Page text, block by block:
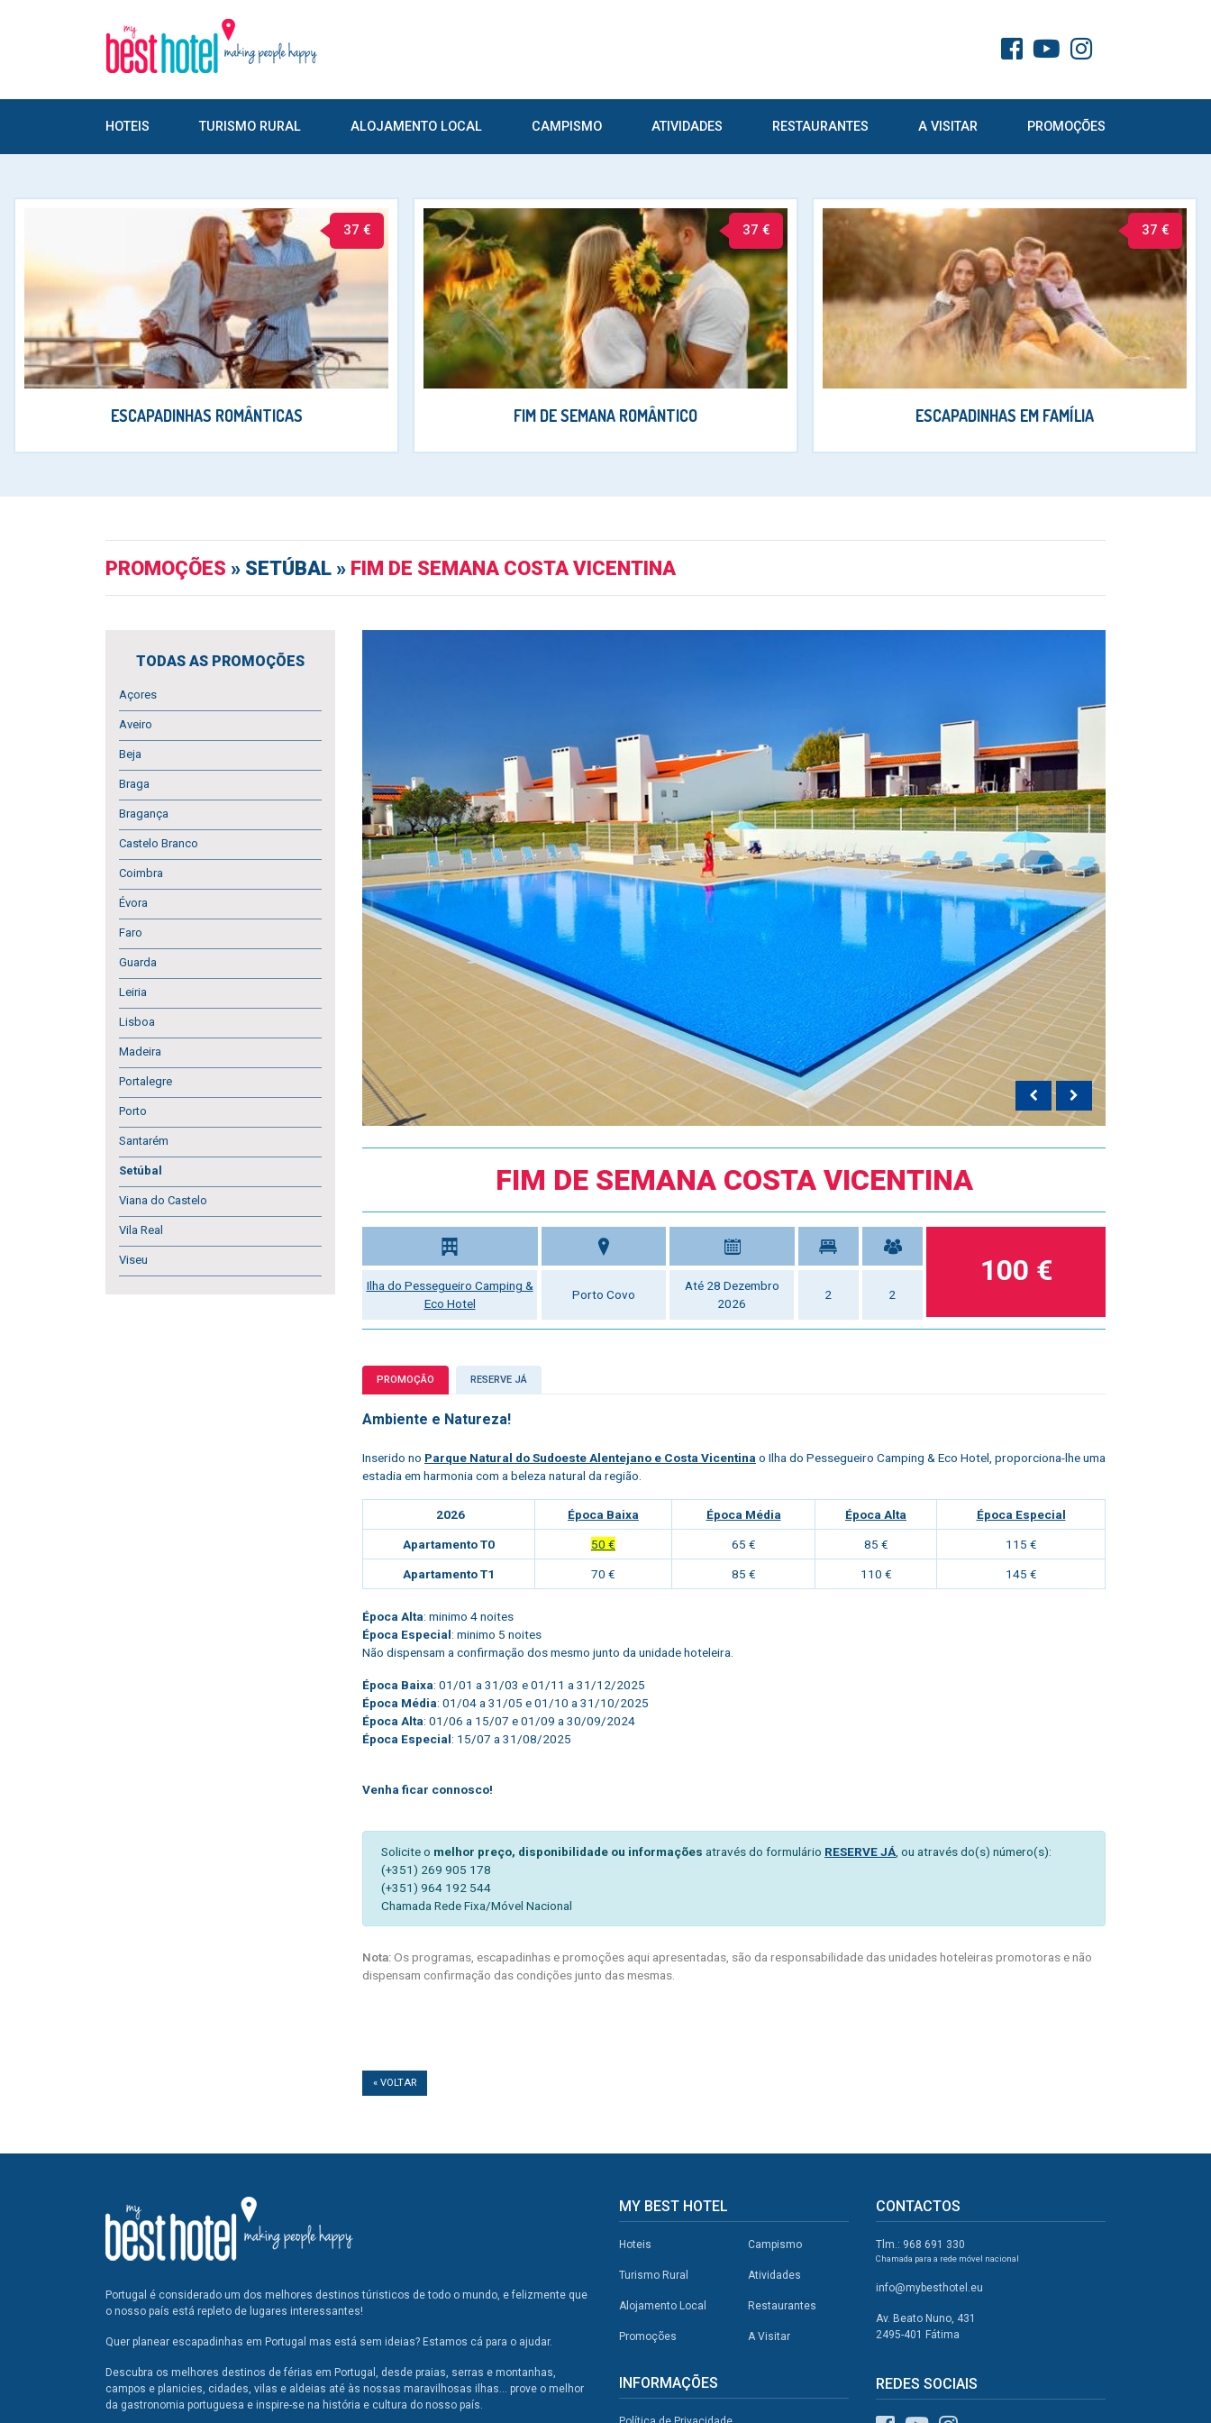
HOTEIS TURISMO RURAL ALOJAMENTO LOCAL CAMPISMO ATIVIDADES RESTAURANTES A VISITAR PROMOÇÕES
37 €
ESCAPADINHAS ROMÂNTICAS
37 €
FIM DE SEMANA ROMÂNTICO
37 €
ESCAPADINHAS EM FAMÍLIA
PROMOÇÕES » SETÚBAL » FIM DE SEMANA COSTA VICENTINA
TODAS AS PROMOÇÕES
Açores
Aveiro
Beja
Braga
Bragança
Castelo Branco
Coimbra
Évora
Faro
Guarda
Leiria
Lisboa
Madeira
Portalegre
Porto
Santarém
Setúbal
Viana do Castelo
Vila Real
Viseu
FIM DE SEMANA COSTA VICENTINA
Ilha do Pessegueiro Camping &
Eco Hotel
Porto Covo
Até 28 Dezembro
2026
2 2
100 €
PROMOÇÃO RESERVE JÁ
Ambiente e Natureza!
Inserido no Parque Natural do Sudoeste Alentejano e Costa Vicentina o Ilha do Pessegueiro Camping & Eco Hotel, proporciona-lhe uma
estadia em harmonia com a beleza natural da região.
2026 Época Baixa Época Média Época Alta Época Especial
Apartamento T0 50 € 65 € 85 € 115 €
Apartamento T1 70 € 85 € 110 € 145 €
Época Alta: minimo 4 noites
Época Especial: minimo 5 noites
Não dispensam a confirmação dos mesmo junto da unidade hoteleira.
Época Baixa: 01/01 a 31/03 e 01/11 a 31/12/2025
Época Média: 01/04 a 31/05 e 01/10 a 31/10/2025
Época Alta: 01/06 a 15/07 e 01/09 a 30/09/2024
Época Especial: 15/07 a 31/08/2025
Venha ficar connosco!
Solicite o melhor preço, disponibilidade ou informações através do formulário RESERVE JÁ, ou através do(s) número(s):
(+351) 269 905 178
(+351) 964 192 544
Chamada Rede Fixa/Móvel Nacional
Nota:Os programas, escapadinhas e promoções aqui apresentadas, são da responsabilidade das unidades hoteleiras promotoras e não
dispensam confirmação das condições junto das mesmas.
« VOLTAR
Portugal é considerado um dos melhores destinos túristicos de todo o mundo, e felizmente que
o nosso país está repleto de lugares interessantes!
Quer planear escapadinhas em Portugal mas está sem ideias? Estamos cá para o ajudar.
Descubra os melhores destinos de férias em Portugal, desde praias, serras e montanhas,
campos e planicies, cidades, vilas e aldeias até às nossas maravilhosas ilhas... prove o melhor
da gastronomia portuguesa e inspire-se na história e cultura do nosso país.
MY BEST HOTEL
Hoteis
Turismo Rural
Alojamento Local
Promoções
Campismo
Atividades
Restaurantes
A Visitar
INFORMAÇÕES
CONTACTOS
Tlm.: 968 691 330
Chamada para a rede móvel nacional
info@mybesthotel.eu
Av. Beato Nuno, 431
2495-401 Fátima
REDES SOCIAIS